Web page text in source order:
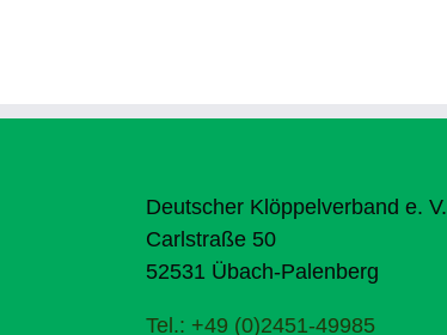
Deutscher Klöppelverband e. V.
Carlstraße 50
52531 Übach-Palenberg
Tel.: +49 (0)2451-49985